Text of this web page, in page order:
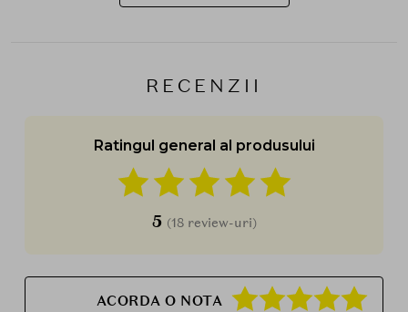
RECENZII
Ratingul general al produsului
5 (18 review-uri)
ACORDA O NOTA